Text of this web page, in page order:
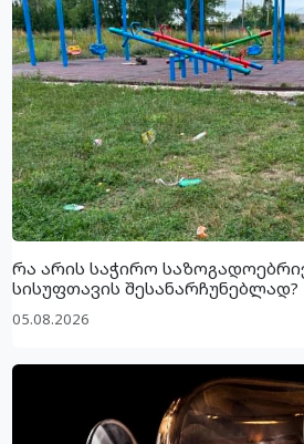
რა არის საჭირო
სისუფთავის შესანარჩუნებლად?
05.08.2026